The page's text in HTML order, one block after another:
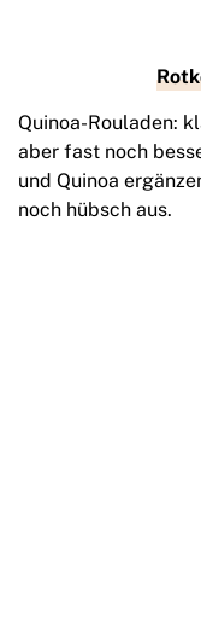
Quinoa-Rouladen:
aber fast noch
und Quinoa
noch hübsch aus.